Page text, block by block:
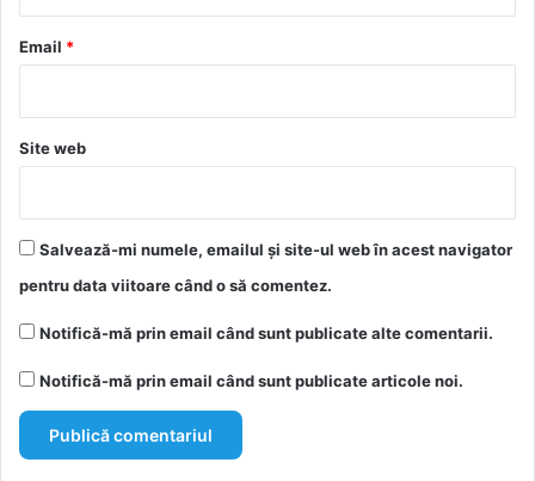
*
Email *
Site web
Salvează-mi numele, emailul și site-ul web în acest navigator
pentru data viitoare când o să comentez.
Notifică-mă prin email când sunt publicate alte comentarii.
Notifică-mă prin email când sunt publicate articole noi.